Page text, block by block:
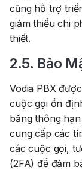
cũng hỗ trợ
giảm thiểu chi
thiết.
2.5. Bảo
Vodia PBX
cuộc gọi ổn
băng thông
cung cấp các
các cuộc gọi,
(2FA) để đảm